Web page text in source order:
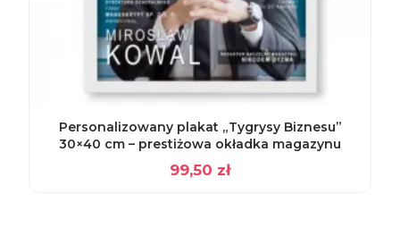
Personalizowany plakat „Tygrysy Biznesu”
30×40 cm – prestiżowa okładka magazynu
99,50 zł